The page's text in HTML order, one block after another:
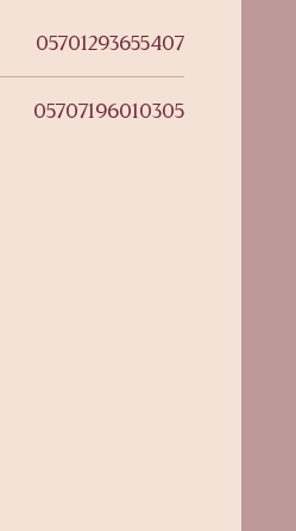
05701293655407
05707196010305